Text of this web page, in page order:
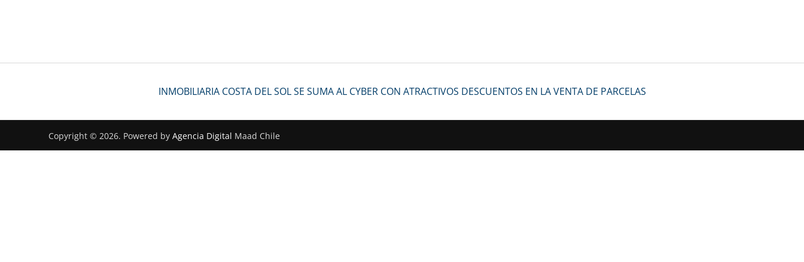
INMOBILIARIA COSTA DEL SOL SE SUMA AL CYBER CON ATRACTIVOS DESCUENTOS EN LA VENTA DE PARCELAS
Copyright © 2026. Powered by Agencia Digital Maad Chile